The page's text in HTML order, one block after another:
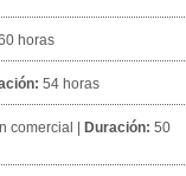
horas
54 horas
comercial Duración: 50